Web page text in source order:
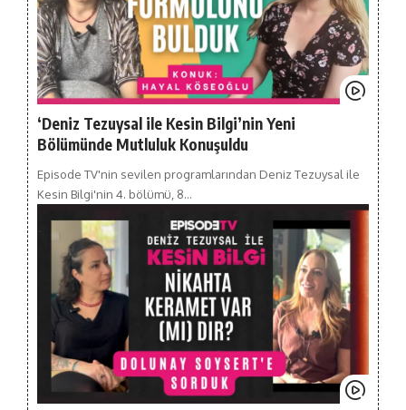
‘Deniz Tezuysal ile Kesin Bilgi’nin Yeni
Bölümünde Mutluluk Konuşuldu
Episode TV'nin sevilen programlarından Deniz Tezuysal ile
Kesin Bilgi'nin 4. bölümü, 8…